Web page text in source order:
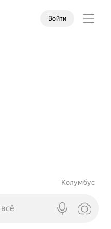
Войти
Колумбус